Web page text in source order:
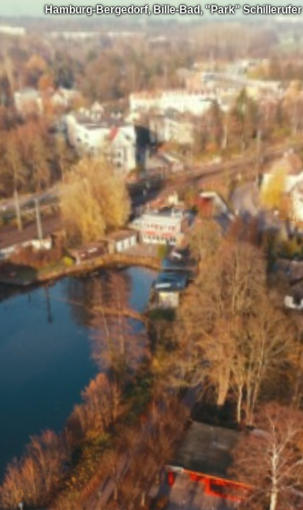
Hamburg-Bergedorf, Bille-Bad, "Park" Schillerufer